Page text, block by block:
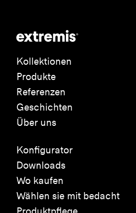
Kollektionen
Produkte
Referenzen
Geschichten
Über uns
Konfigurator
Downloads
Wo kaufen
Wählen sie mit bedacht